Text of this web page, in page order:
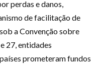
perdas e danos,
de facilitação de
a Convenção sobre
27, entidades
prometeram fundos